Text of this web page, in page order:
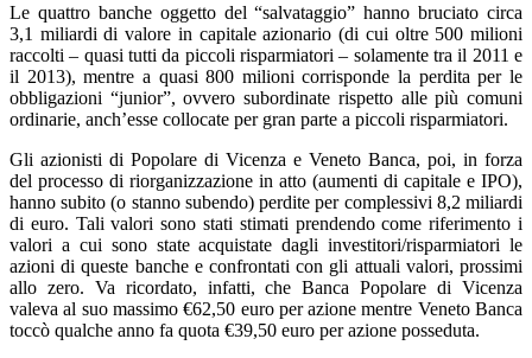
Le quattro banche oggetto del “salvataggio” hanno bruciato circa
3,1 miliardi di valore in capitale azionario (di cui oltre 500 milioni
raccolti – quasi tutti da piccoli risparmiatori – solamente tra il 2011 e
il 2013), mentre a quasi 800 milioni corrisponde la perdita per le
obbligazioni “junior”, ovvero subordinate rispetto alle più comuni
ordinarie, anch’esse collocate per gran parte a piccoli risparmiatori.
Gli azionisti di Popolare di Vicenza e Veneto Banca, poi, in forza
del processo di riorganizzazione in atto (aumenti di capitale e IPO),
hanno subito (o stanno subendo) perdite per complessivi 8,2 miliardi
di euro. Tali valori sono stati stimati prendendo come riferimento i
valori a cui sono state acquistate dagli investitori/risparmiatori le
azioni di queste banche e confrontati con gli attuali valori, prossimi
allo zero. Va ricordato, infatti, che Banca Popolare di Vicenza
valeva al suo massimo €62,50 euro per azione mentre Veneto Banca
toccò qualche anno fa quota €39,50 euro per azione posseduta.